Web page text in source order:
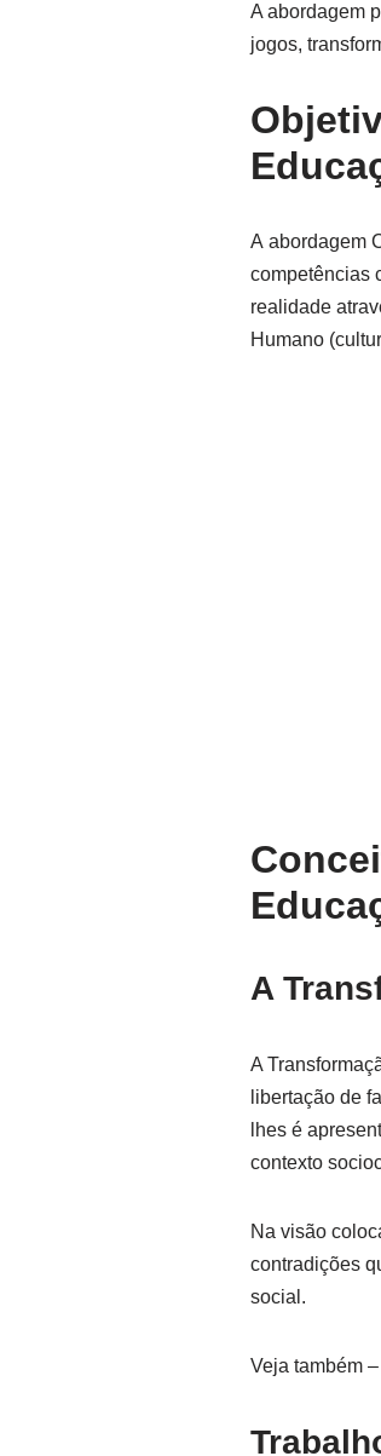
A abordagem
jogos,
A abordagem
competências
realidade
Humano
A
A
libertação de
lhes é
contexto
Na visão
contradições
social.
Veja também –